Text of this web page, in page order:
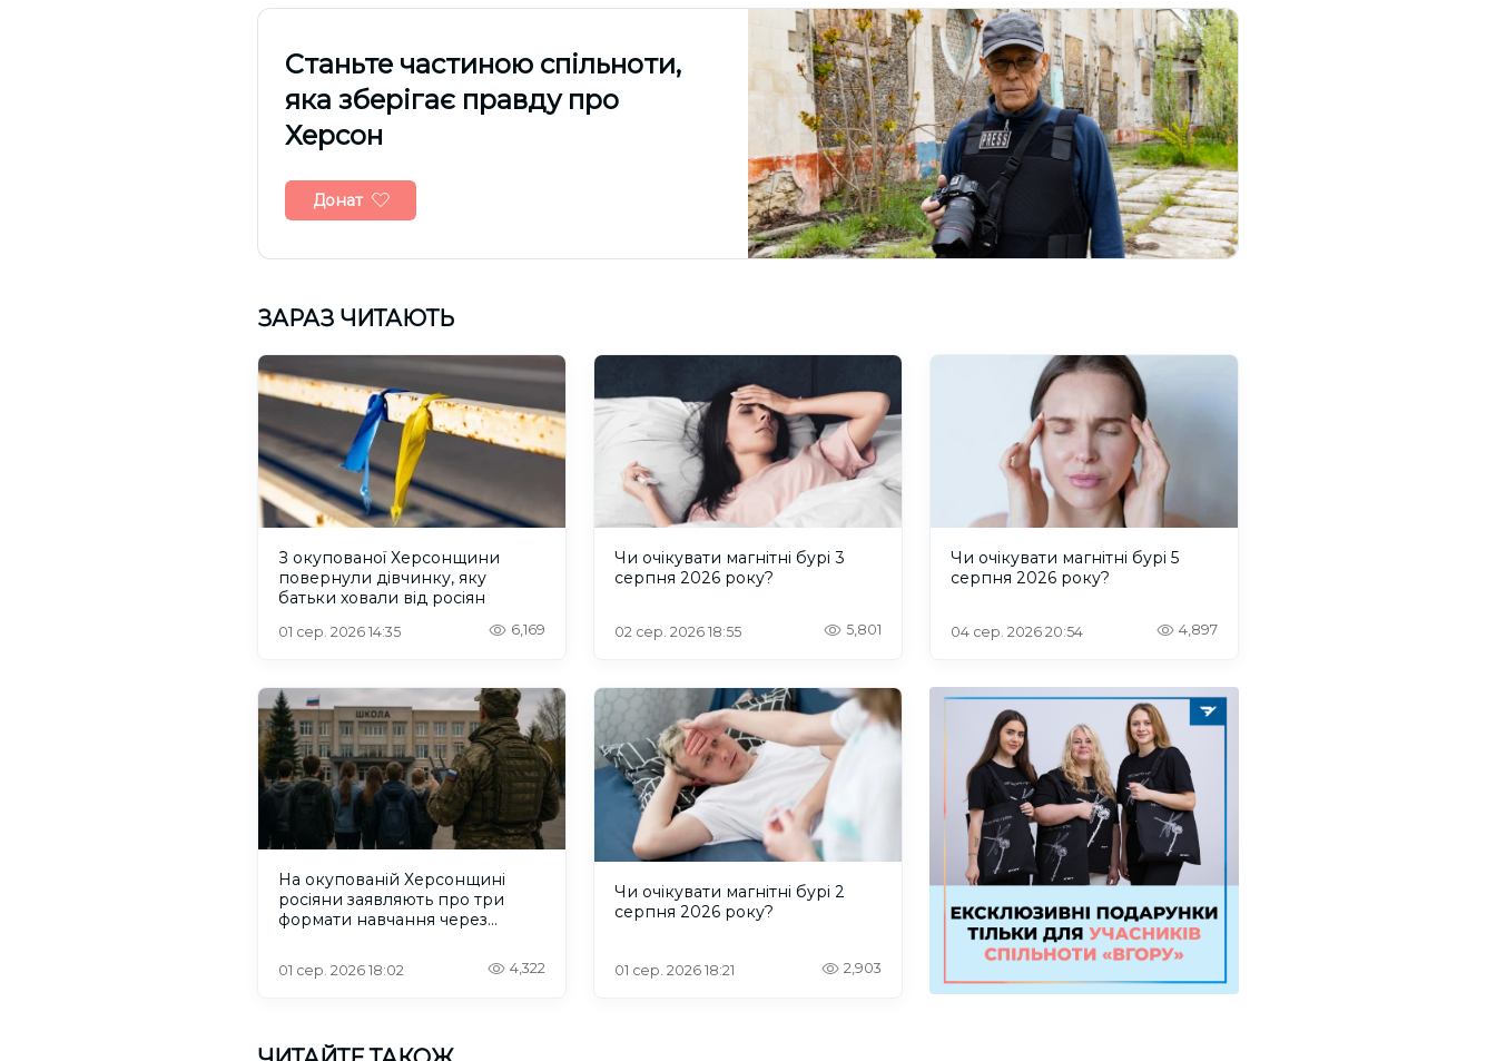
Cтаньте частиною спільноти,
яка зберігає правду про
Херсон
Донат
ЗАРАЗ ЧИТАЮТЬ
З окупованої Херсонщини
повернули дівчинку, яку
батьки ховали від росіян
01 сер. 2026 14:35 6,169
Чи очікувати магнітні бурі 3
серпня 2026 року?
02 сер. 2026 18:55 5,801
Чи очікувати магнітні бурі 5
серпня 2026 року?
04 сер. 2026 20:54 4,897
На окупованій Херсонщині
росіяни заявляють про три
формати навчання через
01 сер. 2026 18:02 4,322
Чи очікувати магнітні бурі 2
серпня 2026 року?
01 сер. 2026 18:21 2,903